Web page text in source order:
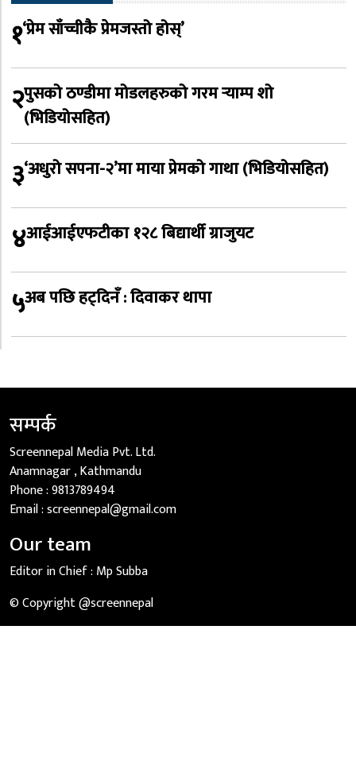
१‘प्रेम साँच्चीकै प्रेमजस्तो होस्’
२पुसको ठण्डीमा मोडलहरुको गरम र्‍याम्प शो
(भिडियोसहित)
३‘अधुरो सपना-२’मा माया प्रेमको गाथा (भिडियोसहित)
४आईआईएफटीका १२८ बिद्यार्थी ग्राजुयट
५अब पछि हट्दिनँ : दिवाकर थापा
सम्पर्क
Screennepal Media Pvt. Ltd.
Anamnagar , Kathmandu
Phone :9813789494
Email :screennepal@gmail.com
Our team
Editor in Chief : Mp Subba
© Copyright @screennepal